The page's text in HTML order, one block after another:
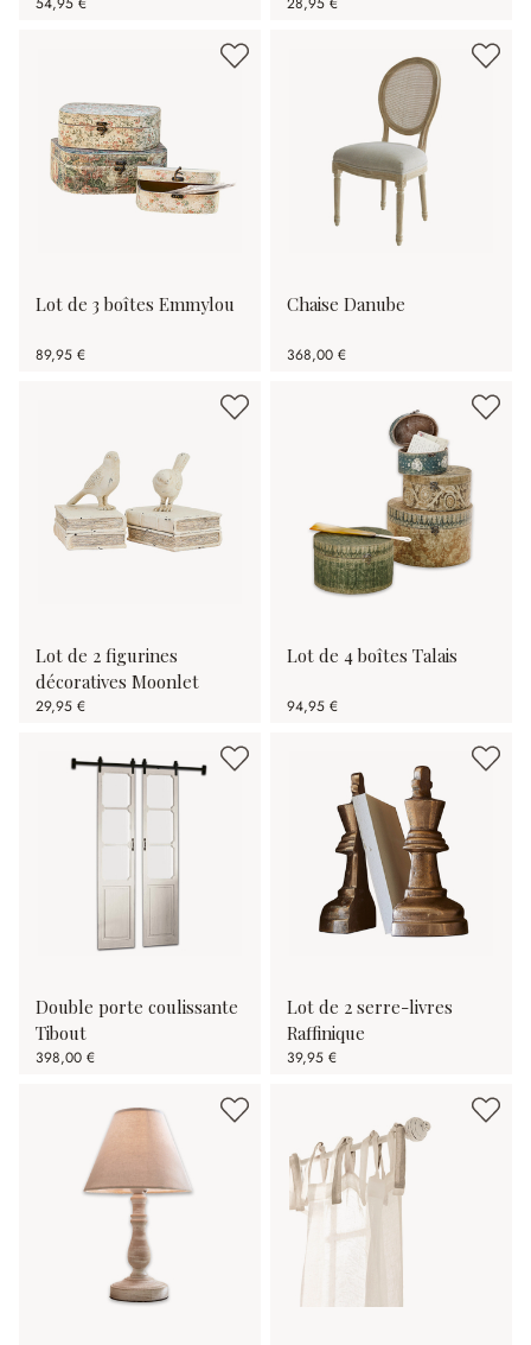
Lot de 3 boîtes Emmylou
89,95 €
Chaise Danube
368,00 €
Lot de 2 figurines
décoratives Moonlet
29,95 €
Lot de 4 boîtes Talais
94,95 €
Double porte coulissante
Tibout
398,00 €
Lot de 2 serre-livres
Raffinique
39,95 €